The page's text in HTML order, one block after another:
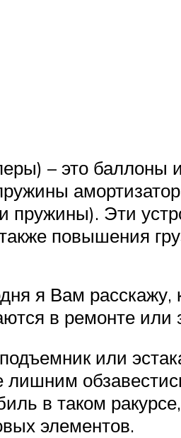
– это баллоны
пружины). Эти
повышения
я Вам расскажу,
в ремонте или
или
лишним
в таком
элементов.